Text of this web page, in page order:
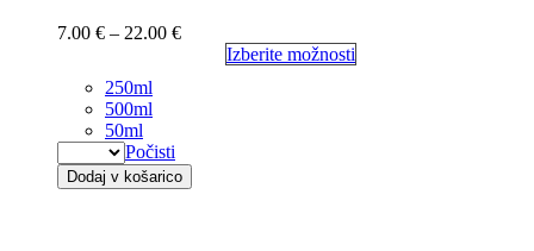
7.00 € – 22.00 €
Izberite možnosti
250ml
500ml
50ml
Počisti
Dodaj v košarico